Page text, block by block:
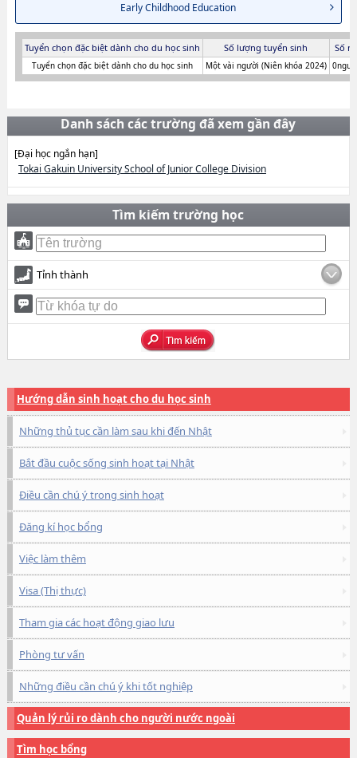
Early Childhood Education
Tuyển chọn đặc biệt dành cho du học sinh Số lượng tuyển sinh Số
Tuyển chọn đặc biệt dành cho du học sinh Một vài người (Niên khóa 2024)
Danh sách các trường đã xem gần đây
[Đại học ngắn hạn]
Tokai Gakuin University School of Junior College Division
Tìm kiếm trường học
Tỉnh thành
Hướng dẫn sinh hoạt cho du học sinh
Những thủ tục cần làm sau khi đến Nhật
Bắt đầu cuộc sống sinh hoạt tại Nhật
Điều cần chú ý trong sinh hoạt
Đăng kí học bổng
Việc làm thêm
Visa (Thị thực)
Tham gia các hoạt động giao lưu
Phòng tư vấn
Những điều cần chú ý khi tốt nghiệp
Quản lý rủi ro dành cho người nước ngoài
Tìm học bổng